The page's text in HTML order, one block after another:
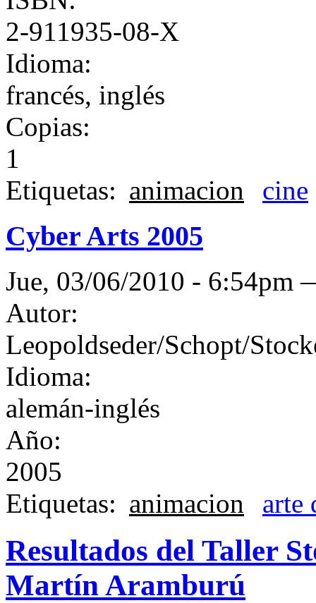
2-911935-08-X
Idioma:
francés, inglés
Copias:
1
Etiquetas: animacion cine
Cyber Arts 2005
Jue, 03/06/2010 -
Autor:
Leopoldseder/Schopt/
Idioma:
alemán-inglés
Año:
2005
Etiquetas: animacion arte
Resultados del Taller
Martín Aramburú